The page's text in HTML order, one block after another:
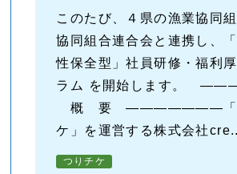
このたび、４県の漁業協同
協同組合連合会と連携し、
性保全型」社員研修・福利
ラム を開始します。
概 要 ―――――――「
ケ」を運営する株式会社
つりチケ